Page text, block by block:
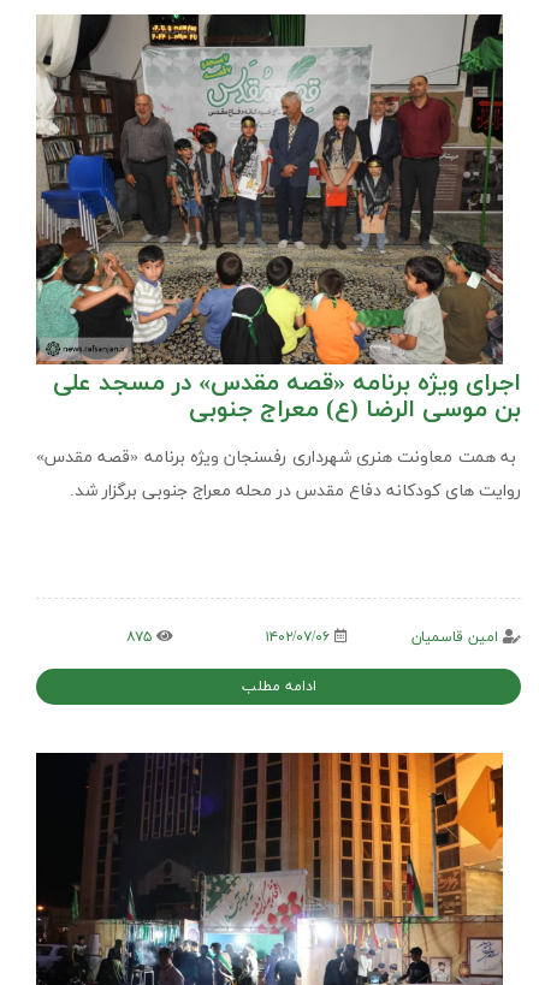
اجرای ویژه برنامه «قصه مقدس» در مسجد علی
بن موسی الرضا (ع) معراج جنوبی
به همت معاونت هنری شهرداری رفسنجان ویژه برنامه «قصه مقدس»
روایت های کودکانه دفاع مقدس در محله معراج جنوبی برگزار شد.
امین قاسمیان ۱۴۰۲/۰۷/۰۶ ۸۷۵
ادامه مطلب